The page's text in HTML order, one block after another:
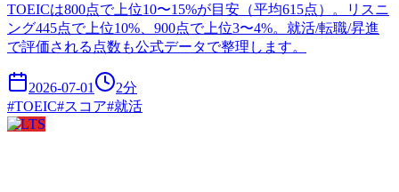
TOEICは800点で上位10〜15%が目安（平均615点）。リスニ
ング445点で上位10%、900点で上位3〜4%。就活/転職/昇進
で評価される点数も公式データで整理します。
2026-07-01 2分
#TOEIC#スコア#就活
IELTS